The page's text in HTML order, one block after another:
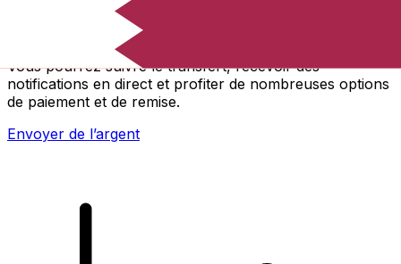
Transferts d'argent internationaux avec Xe
Envoyez de l'argent en ligne de façon sûre et rapide.
Vous pourrez suivre le transfert, recevoir des
notifications en direct et profiter de nombreuses options
de paiement et de remise.
Envoyer de l’argent